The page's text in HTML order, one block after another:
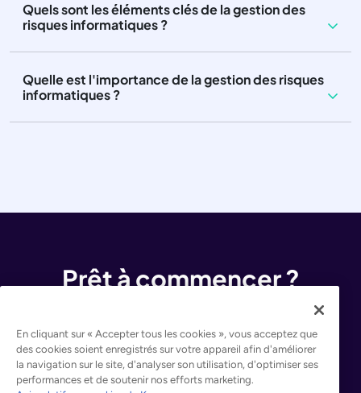
Quels sont les éléments clés de la gestion des
risques informatiques ?
Quelle est l'importance de la gestion des risques
informatiques ?
Prêt à commencer ?
Découvrez Kaseya 365
En cliquant sur « Accepter tous les cookies », vous acceptez que
des cookies soient enregistrés sur votre appareil afin d'améliorer
la navigation sur le site, d'analyser son utilisation, d'optimiser ses
performances et de soutenir nos efforts marketing.